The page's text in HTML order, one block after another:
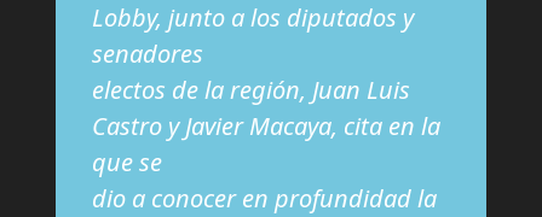
Lobby, junto a los diputados y
senadores
electos de la región, Juan Luis
Castro y Javier Macaya, cita en la
que se
dio a conocer en profundidad la